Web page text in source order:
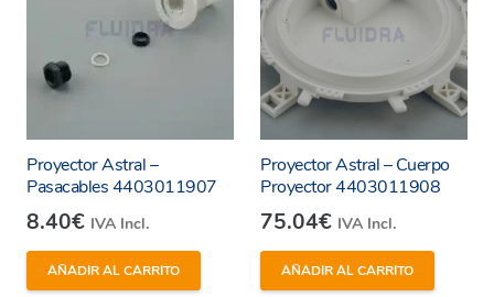
Proyector Astral –
Pasacables 4403011907
8.40€ IVA Incl.
AÑADIR AL CARRITO
Proyector Astral – Cuerpo
Proyector 4403011908
75.04€ IVA Incl.
AÑADIR AL CARRITO